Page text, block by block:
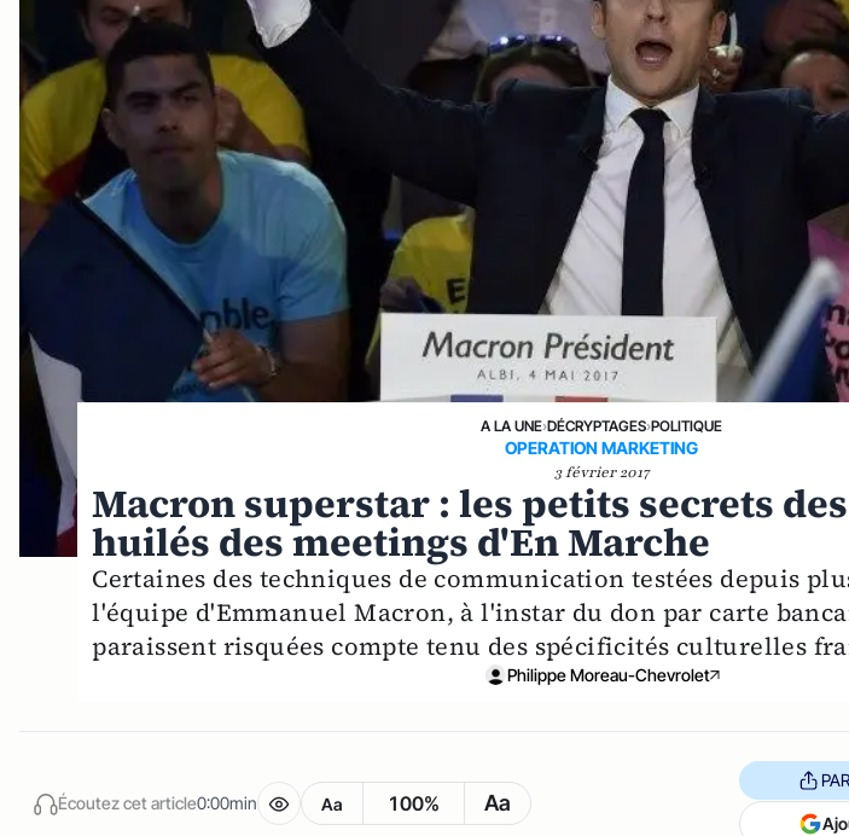
A LA UNE›DÉCRYPTAGES›POLITIQUE
OPERATION MARKETING
3 février 2017
Macron superstar : les petits secrets
huilés des meetings d'En Marche
Certaines des techniques de communication testées depuis
l'équipe d'Emmanuel Macron, à l'instar du don par carte
paraissent risquées compte tenu des spécificités culturelles
Philippe Moreau-Chevrolet
Écoutez cet article0:00min Aa 100% Aa